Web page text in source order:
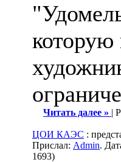
которую
Читать далее » |
ЦОИ КАЭС :
Прислал: Admin.
1693)